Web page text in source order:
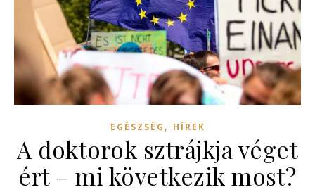
EGÉSZSÉG , HÍREK
A doktorok sztrájkja véget
ért – mi következik most?